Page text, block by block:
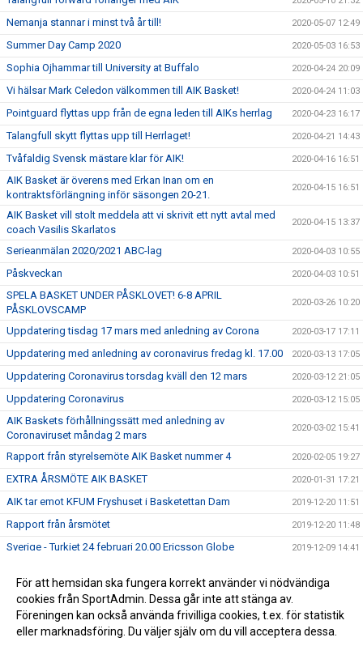
Nemanja stannar i minst två år till! 2020-05-07 12:49
Summer Day Camp 2020 2020-05-03 16:53
Sophia Ojhammar till University at Buffalo 2020-04-24 20:09
Vi hälsar Mark Celedon välkommen till AIK Basket! 2020-04-24 11:03
Pointguard flyttas upp från de egna leden till AIKs herrlag 2020-04-23 16:17
Talangfull skytt flyttas upp till Herrlaget! 2020-04-21 14:43
Tvåfaldig Svensk mästare klar för AIK! 2020-04-16 16:51
AIK Basket är överens med Erkan Inan om en
kontraktsförlängning inför säsongen 20-21.
2020-04-15 16:51
AIK Basket vill stolt meddela att vi skrivit ett nytt avtal med
coach Vasilis Skarlatos
2020-04-15 13:37
Serieanmälan 2020/2021 ABC-lag 2020-04-03 10:55
Påskveckan 2020-04-03 10:51
SPELA BASKET UNDER PÅSKLOVET! 6-8 APRIL
PÅSKLOVSCAMP
2020-03-26 10:20
Uppdatering tisdag 17 mars med anledning av Corona 2020-03-17 17:11
Uppdatering med anledning av coronavirus fredag kl. 17.00 2020-03-13 17:05
Uppdatering Coronavirus torsdag kväll den 12 mars 2020-03-12 21:05
Uppdatering Coronavirus 2020-03-12 15:05
AIK Baskets förhållningssätt med anledning av
Coronaviruset måndag 2 mars
2020-03-02 15:41
Rapport från styrelsemöte AIK Basket nummer 4 2020-02-05 19:27
EXTRA ÅRSMÖTE AIK BASKET 2020-01-31 17:21
AIK tar emot KFUM Fryshuset i Basketettan Dam 2019-12-20 11:51
Rapport från årsmötet 2019-12-20 11:48
Sverige - Turkiet 24 februari 20.00 Ericsson Globe 2019-12-09 14:41
ANMÄL DIG TILL SOMMARENS SVETTIGASTE LÄGER –
GNAGET BASKETBALL CAMP!
För att hemsidan ska fungera korrekt använder vi nödvändiga
cookies från SportAdmin. Dessa går inte att stänga av.
Föreningen kan också använda frivilliga cookies, t.ex. för statistik
eller marknadsföring. Du väljer själv om du vill acceptera dessa.